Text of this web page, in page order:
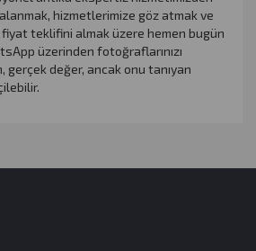
hizmetlerimize göz atmak ve
fiyat teklifini almak üzere hemen bugün
üzerinden fotoğraflarınızı
gerçek değer, ancak onu tanıyan